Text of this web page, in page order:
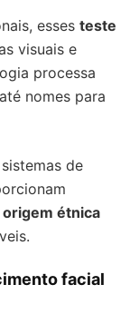
esses teste
visuais e
processa
nomes para
de
origem étnica
facial